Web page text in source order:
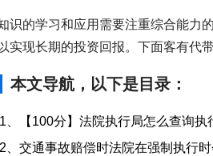
识的学习和应用需要注重综合能力
实现长期的投资回报。下面客有代
本文导航，以下是目录：
1、【100分】法院执行局怎么查询执
2、交通事故赔偿时法院在强制执行